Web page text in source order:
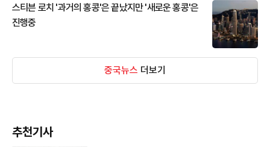
스티븐 로치 '과거의 홍콩'은 끝났지만 '새로운 홍콩'은
진행중
중국뉴스 더보기
추천기사